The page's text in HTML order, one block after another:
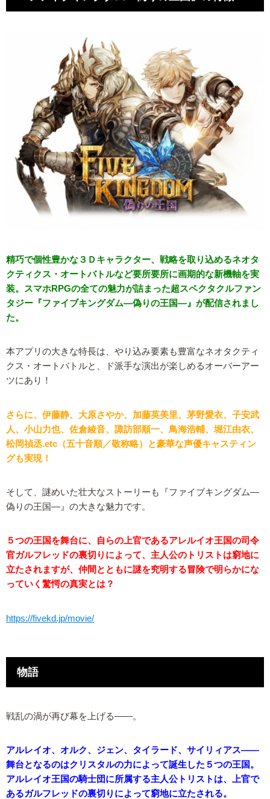
精巧で個性豊かな３Ｄキャラクター、戦略を取り込めるネオタ
クティクス・オートバトルなど要所要所に画期的な新機軸を実
装。スマホRPGの全ての魅力が詰まった超スペクタクルファン
タジー『ファイブキングダム―偽りの王国―』が配信されまし
た。
本アプリの大きな特長は、やり込み要素も豊富なネオタクティ
クス・オートバトルと、ド派手な演出が楽しめるオーバーアー
ツにあり！
さらに、伊藤静、大原さやか、加藤英美里、茅野愛衣、子安武
人、小山力也、佐倉綾音、諏訪部順一、鳥海浩輔、堀江由衣、
松岡禎丞.etc（五十音順／敬称略）と豪華な声優キャスティン
グも実現！
そして、謎めいた壮大なストーリーも『ファイブキングダム―
偽りの王国―』の大きな魅力です。
５つの王国を舞台に、自らの上官であるアレルイオ王国の司令
官ガルフレッドの裏切りによって、主人公のトリストは窮地に
立たされますが、仲間とともに謎を究明する冒険で明らかにな
っていく驚愕の真実とは？
https://fivekd.jp/movie/
物語
戦乱の渦が再び幕を上げる――。
アルレイオ、オルク、ジェン、タイラード、サイリィアス――
舞台となるのはクリスタルの力によって誕生した５つの王国。
アルレイオ王国の騎士団に所属する主人公トリストは、上官で
あるガルフレッドの裏切りによって窮地に立たされる。